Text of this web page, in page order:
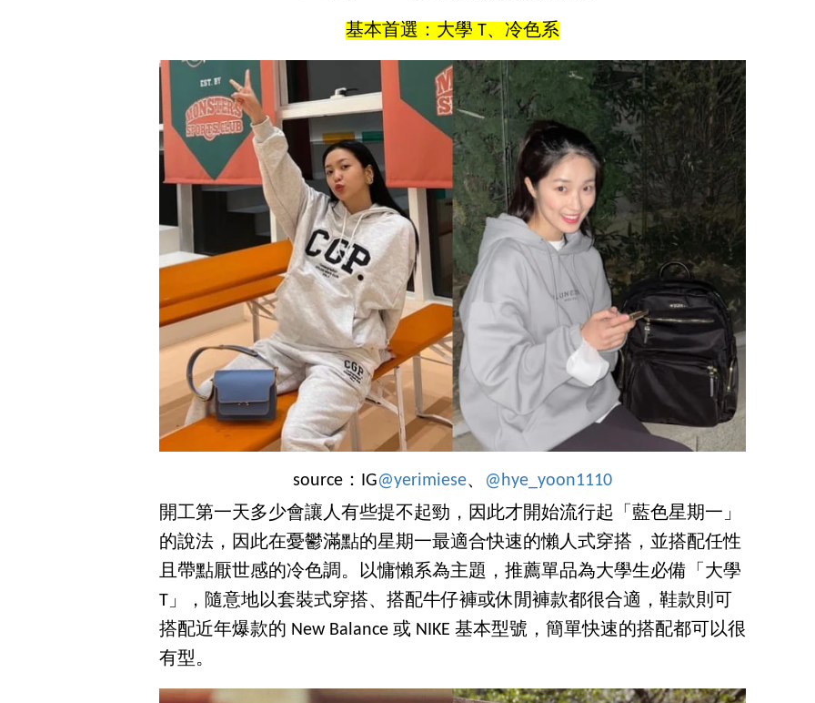
基本首選：大學 T、冷色系
source：IG@yerimiese、
@hye_yoon1110
開工第一天多少會讓人有些提不起勁，因此才開始流行起「藍色星期一」
的說法，因此在憂鬱滿點的星期一最適合快速的懶人式穿搭，並搭配任性
且帶點厭世感的冷色調。以慵懶系為主題，推薦單品為大學生必備「大學
T」，隨意地以套裝式穿搭、搭配牛仔褲或休閒褲款都很合適，鞋款則可
搭配近年爆款的 New Balance 或 NIKE 基本型號，簡單快速的搭配都可以很
有型。